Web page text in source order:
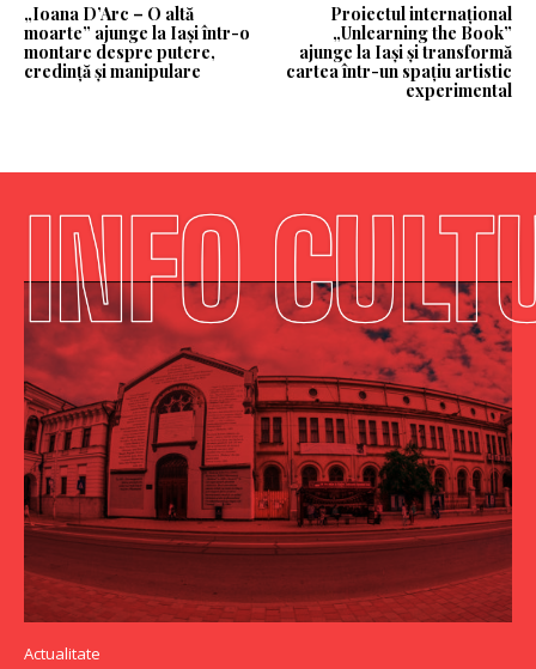
„Ioana D’Arc – O altă
moarte” ajunge la Iași într-o
montare despre putere,
credință și manipulare
Proiectul internațional
„Unlearning the Book”
ajunge la Iași și transformă
cartea într-un spațiu artistic
experimental
Actualitate